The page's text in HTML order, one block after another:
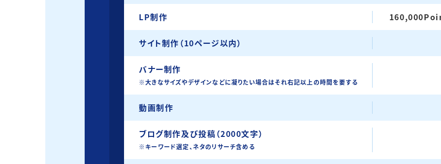
LP制作
サイト制作（10ページ以内）
バナー制作
※大きなサイズやデザインなどに凝りたい場合はそれ右記以上の時間を要する
動画制作
ブログ制作及び投稿（2000文字）
※キーワード選定、ネタのリサーチ含める